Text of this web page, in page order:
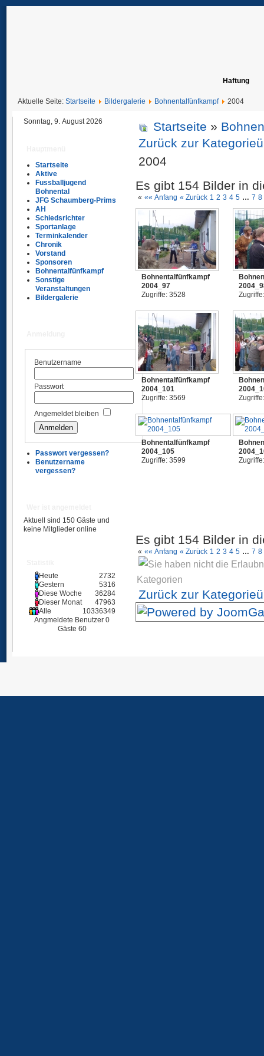
Haftung
Aktuelle Seite: Startseite Bildergalerie Bohnentalfünfkampf 2004
Sonntag, 9. August 2026
Startseite
Aktive
Fussballjugend
Bohnental
JFG Schaumberg-Prims
AH
Schiedsrichter
Sportanlage
Terminkalender
Chronik
Vorstand
Sponsoren
Bohnentalfünfkampf
Sonstige
Veranstaltungen
Bildergalerie
Benutzername
Passwort
Angemeldet bleiben
Passwort vergessen?
Benutzername
vergessen?
Aktuell sind 150 Gäste und
keine Mitglieder online
Heute
2732
Gestern
5316
Diese Woche
36284
Dieser Monat
47963
Alle
10336349
Angmeldete Benutzer 0
Gäste 60
Startseite »
Zurück zur
2004
Es gibt 154 Bilder in
« «« Anfang « Zurück 1 2 3 4 5 … 7 8
Bohnentalfünfkampf
2004_97
Zugriffe: 3528
Bohnentalfünfkampf
2004_101
Zugriffe: 3569
Bohnentalfünfkampf
2004_105
Zugriffe: 3599
Es gibt 154 Bilder in
« «« Anfang « Zurück 1 2 3 4 5 … 7 8
Kategorien
Zurück zur